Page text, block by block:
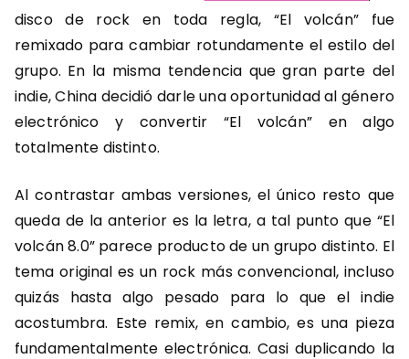
disco de rock en toda regla, “El volcán” fue
remixado para cambiar rotundamente el estilo del
grupo. En la misma tendencia que gran parte del
indie, China decidió darle una oportunidad al género
electrónico y convertir “El volcán” en algo
totalmente distinto.
Al contrastar ambas versiones, el único resto que
queda de la anterior es la letra, a tal punto que “El
volcán 8.0” parece producto de un grupo distinto. El
tema original es un rock más convencional, incluso
quizás hasta algo pesado para lo que el indie
acostumbra. Este remix, en cambio, es una pieza
fundamentalmente electrónica. Casi duplicando la